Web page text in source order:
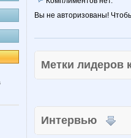
Вы не авторизованы!
Метки
Интервью